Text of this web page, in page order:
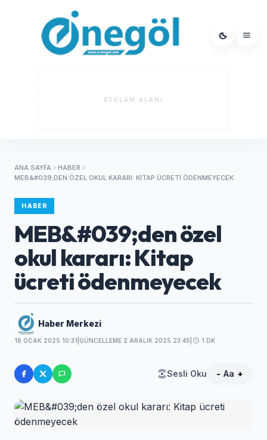
REKLAM ALANI
ANA SAYFA
HABER
MEB&#039;DEN ÖZEL OKUL KARARI: KITAP ÜCRETI ÖDENMEYECEK
HABER
MEB&#039;den özel
okul kararı: Kitap
ücreti ödenmeyecek
Haber Merkezi
16 OCAK 2025 10:31 GÜNCELLEME 2 ARALIK 2025 23:45 1 DK
Sesli Oku - Aa +